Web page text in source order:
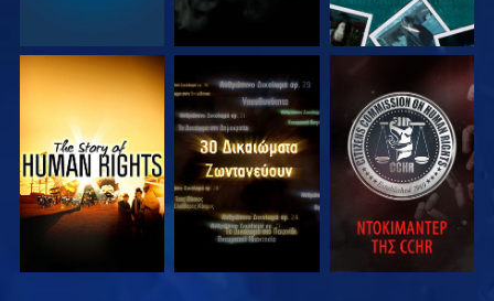
ΠΑΡΑΚΟΛΟΥΘΗΣΤΕ ΠΑΡΑΚΟΛΟΥΘΗΣΤΕ ΠΑΡΑΚΟΛΟΥΘΗΣΤΕ